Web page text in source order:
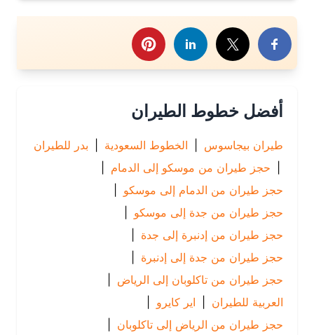
هذا الموضوع
أفضل خطوط الطيران
طيران بيجاسوس | الخطوط السعودية | بدر للطيران
حجز طيران من موسكو إلى الدمام
|
حجز طيران من الدمام إلى موسكو |
حجز طيران من جدة إلى موسكو |
حجز طيران من إدنبرة إلى جدة
حجز طيران من جدة إلى إدنبرة |
حجز طيران من تاكلوبان إلى الرياض
|
العربية للطيران | اير كايرو
|
حجز طيران من الرياض إلى تاكلوبان |